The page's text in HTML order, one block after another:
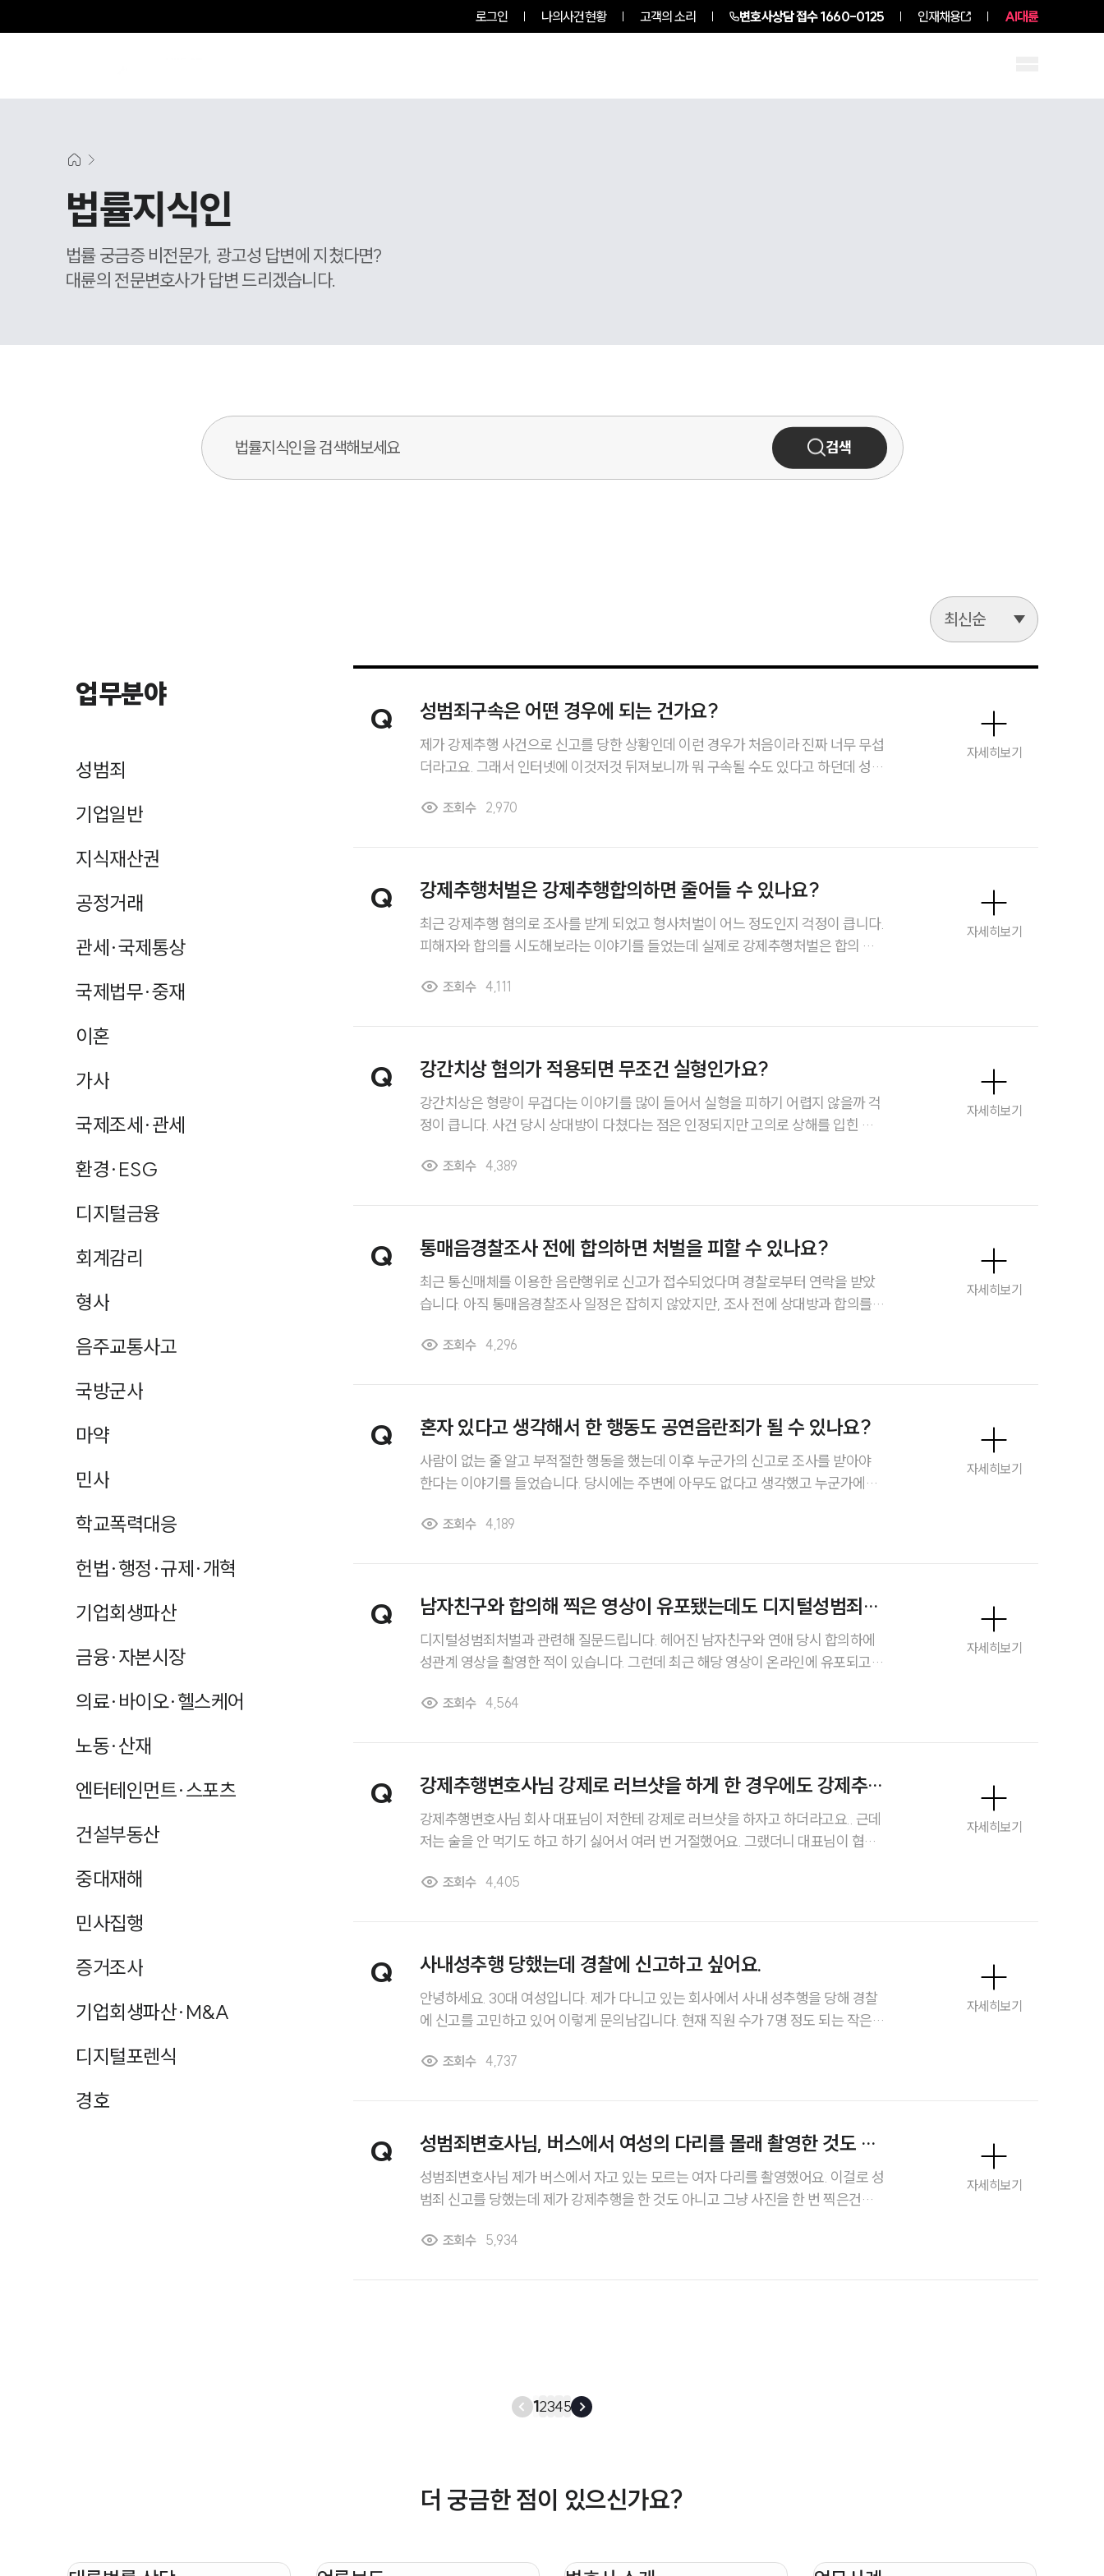
로그인 나의사건현황 고객의 소리 변호사상담 접수1660-0125 인재채용 AI대륜
오시는 길
글로벌 파트너 로펌
업무사례
고객후기
구성원 소개
공지사항
법률 블로그
대륜법률상담예약
법률지식인
법률 궁금증 비전문가, 광고성 답변에 지쳤다면?
대륜의 전문변호사가 답변 드리겠습니다.
법률지식인 검색창
검색
최신순
업무분야
성범죄
기업일반
지식재산권
공정거래
관세·국제통상
국제법무·중재
이혼
가사
국제조세·관세
환경·ESG
디지털금융
회계감리
형사
음주교통사고
국방군사
마약
민사
학교폭력대응
헌법·행정·규제·개혁
기업회생파산
금융·자본시장
의료·바이오·헬스케어
노동·산재
엔터테인먼트·스포츠
건설부동산
중대재해
민사집행
증거조사
기업회생파산·M&A
디지털포렌식
경호
Q 성범죄구속은 어떤 경우에 되는 건가요?
제가 강제추행 사건으로 신고를 당한 상황인데 이런 경우가 처음이라 진짜 너무 무섭
더라고요. 그래서 인터넷에 이것저것 뒤져보니까 뭐 구속될 수도 있다고 하던데 성범
감사합니다.
조회수 2,970
자세히보기
Q 강제추행처벌은 강제추행합의하면 줄어들 수 있나요?
최근 강제추행 혐의로 조사를 받게 되었고 형사처벌이 어느 정도인지 걱정이 큽니다.
피해자와 합의를 시도해보라는 이야기를 들었는데 실제로 강제추행처벌은 합의 여
것인지, 아니면 형량에 일부만 반영되는 것인지 알고 싶습니다.
조회수 4,111
자세히보기
Q 강간치상 혐의가 적용되면 무조건 실형인가요?
강간치상은 형량이 무겁다는 이야기를 많이 들어서 실형을 피하기 어렵지 않을까 걱
정이 큽니다. 사건 당시 상대방이 다쳤다는 점은 인정되지만 고의로 상해를 입힌 것
말로 무조건 실형이 선고되는지, 집행유예나 감형 가능성은 전혀 없는지 알고 싶습
조회수 4,389
자세히보기
Q 통매음경찰조사 전에 합의하면 처벌을 피할 수 있나요?
최근 통신매체를 이용한 음란행위로 신고가 접수되었다며 경찰로부터 연락을 받았
습니다. 아직 통매음경찰조사 일정은 잡히지 않았지만, 조사 전에 상대방과 합의를
결과에 어떤 영향을 미치는지, 조사 전에 반드시 알아두어야 할 점이 있는지도 알고
조회수 4,296
자세히보기
Q 혼자 있다고 생각해서 한 행동도 공연음란죄가 될 수 있나요?
사람이 없는 줄 알고 부적절한 행동을 했는데 이후 누군가의 신고로 조사를 받아야
한다는 이야기를 들었습니다. 당시에는 주변에 아무도 없다고 생각했고 누군가에게
지 궁금합니다. 누군가에게 보인 기억은 없는데 그래도 문제가 되는지, CCTV나 블
조회수 4,189
자세히보기
Q
남자친구와 합의해 찍은 영상이 유포됐는데도 디지털성범죄처
벌이 가능한가요?
디지털성범죄처벌과 관련해 질문드립니다. 헤어진 남자친구와 연애 당시 합의하에
성관계 영상을 촬영한 적이 있습니다. 그런데 최근 해당 영상이 온라인에 유포되고
거나 인터넷에 올리는 것까지 허락한 적은 전혀 없습니다. 촬영에 동의했으면 본인
조회수 4,564
자세히보기
Q
강제추행변호사님 강제로 러브샷을 하게 한 경우에도 강제추행
죄가 성립될 수 있나요?
강제추행변호사님 회사 대표님이 저한테 강제로 러브샷을 하자고 하더라고요.. 근데
저는 술을 안 먹기도 하고 하기 싫어서 여러 번 거절했어요. 그랬더니 대표님이 협박
고 하더라고요? 진짜 강제추행죄 성립 되나요?
조회수 4,405
자세히보기
Q 사내성추행 당했는데 경찰에 신고하고 싶어요.
안녕하세요. 30대 여성입니다. 제가 다니고 있는 회사에서 사내 성추행을 당해 경찰
에 신고를 고민하고 있어 이렇게 문의남깁니다. 현재 직원 수가 7명 정도 되는 작은
음에는 너무 당황해서 제대로 대응하지 못했지만 이후 분명히 불편하다고 여러 차례
조회수 4,737
자세히보기
Q
성범죄변호사님, 버스에서 여성의 다리를 몰래 촬영한 것도 성
범죄에 해당되나요?
성범죄변호사님 제가 버스에서 자고 있는 모르는 여자 다리를 촬영했어요. 이걸로 성
범죄 신고를 당했는데 제가 강제추행을 한 것도 아니고 그냥 사진을 한 번 찍은건데
것도 성범죄의 일종인지요?
조회수 5,934
자세히보기
12345
더 궁금한 점이 있으신가요?
히스토리